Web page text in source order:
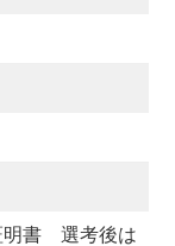
書 選考後は